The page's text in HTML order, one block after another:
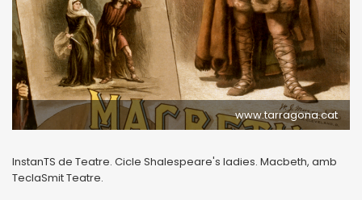
www.tarragona.cat
InstanTS de Teatre. Cicle Shalespeare's ladies. Macbeth, amb
TeclaSmit Teatre.